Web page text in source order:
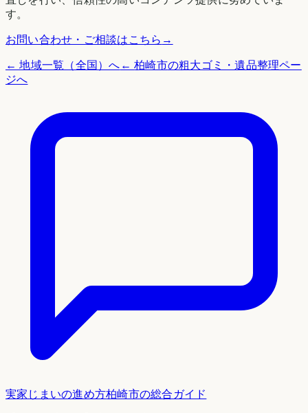
す。
お問い合わせ・ご相談はこちら →
← 地域一覧（全国）へ ←柏崎市の粗大ゴミ・遺品整理ペー
ジへ
実家じまいの進め方柏崎市の総合ガイド